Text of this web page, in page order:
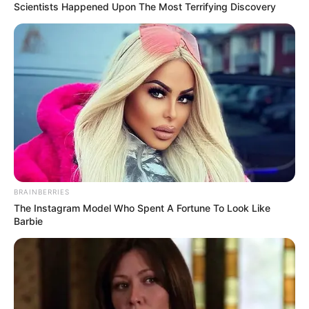
Volksfeste in Nordrhein-Westfalen
Links zu weiteren regelmäßigen Veranstaltungen
in Nordrhein-Westfalen:
St. Georgsritt in Kallmuth (Reiterprozession)
Mahl- und Backtage im Mühlenkreis von Minden-Lü
bbecke
Dürpelfest in Solingen-Ohligs
Veranstaltungen in den anderen Bundesländern:
Kostenlose Veranstaltungen
Veranstaltungsübersichten nach Bundesländern
Scientists Happened Upon The Most Terrifying Discovery
BRAINBERRIES
The Instagram Model Who Spent A Fortune To Look Like
Barbie